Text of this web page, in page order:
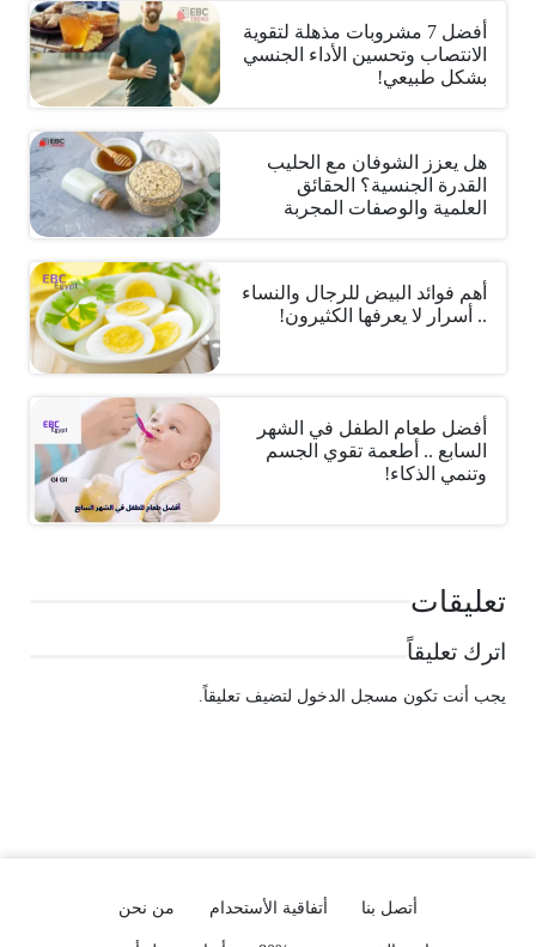
أفضل 7 مشروبات مذهلة لتقوية
الانتصاب وتحسين الأداء الجنسي
بشكل طبيعي!
هل يعزز الشوفان مع الحليب
القدرة الجنسية؟ الحقائق
العلمية والوصفات المجربة
أهم فوائد البيض للرجال والنساء
.. أسرار لا يعرفها الكثيرون!
أفضل طعام الطفل في الشهر
السابع .. أطعمة تقوي الجسم
وتنمي الذكاء!
تعليقات
اترك تعليقاً
يجب أنت تكون مسجل الدخول لتضيف تعليقاً.
أتصل بنا أتفاقية الأستحدام من نحن